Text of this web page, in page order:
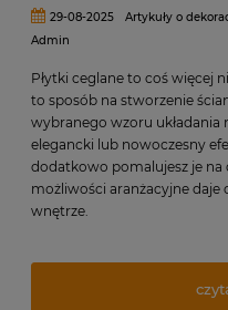
29-08-2025 Artykuły o
Admin
Płytki ceglane to coś więcej
to sposób na stworzenie
wybranego wzoru układania
elegancki lub nowoczesny
dodatkowo pomalujesz je na
możliwości aranżacyjne daje
wnętrze.